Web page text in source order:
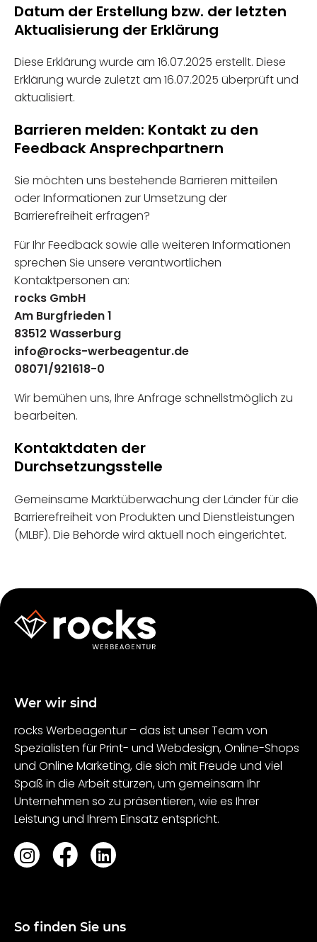
Datum der Erstellung bzw. der letzten
Aktualisierung der Erklärung
Diese Erklärung wurde am 16.07.2025 erstellt. Diese
Erklärung wurde zuletzt am 16.07.2025 überprüft und
aktualisiert.
Barrieren melden: Kontakt zu den
Feedback Ansprechpartnern
Sie möchten uns bestehende Barrieren mitteilen
oder Informationen zur Umsetzung der
Barrierefreiheit erfragen?
Für Ihr Feedback sowie alle weiteren Informationen
sprechen Sie unsere verantwortlichen
Kontaktpersonen an:
rocks GmbH
Am Burgfrieden 1
83512 Wasserburg
info@rocks-werbeagentur.de
08071/921618-0
Wir bemühen uns, Ihre Anfrage schnellstmöglich zu
bearbeiten.
Kontaktdaten der
Durchsetzungsstelle
Gemeinsame Marktüberwachung der Länder für die
Barrierefreiheit von Produkten und Dienstleistungen
(MLBF). Die Behörde wird aktuell noch eingerichtet.
Wer wir sind
rocks Werbeagentur – das ist unser Team von
Spezialisten für Print- und Webdesign, Online-Shops
und Online Marketing, die sich mit Freude und viel
Spaß in die Arbeit stürzen, um gemeinsam Ihr
Unternehmen so zu präsentieren, wie es Ihrer
Leistung und Ihrem Einsatz entspricht.
So finden Sie uns